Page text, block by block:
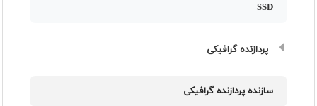
SSD
پردازنده گرافیکی
سازنده پردازنده گرافیکی